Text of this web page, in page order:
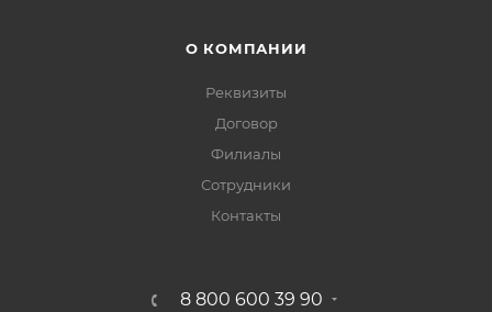
О КОМПАНИИ
Реквизиты
Договор
Филиалы
Сотрудники
Контакты
8 800 600 39 90